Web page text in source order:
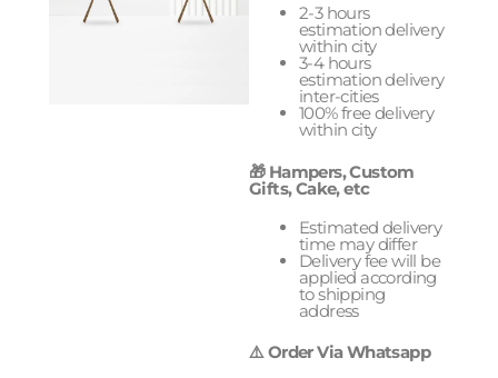
2-3 hours
estimation delivery
within city
3-4 hours
estimation delivery
inter-cities
100% free delivery
within city
🎁 Hampers, Custom
Gifts, Cake, etc
Estimated delivery
time may differ
Delivery fee will be
applied according
to shipping
address
⚠️ Order Via Whatsapp